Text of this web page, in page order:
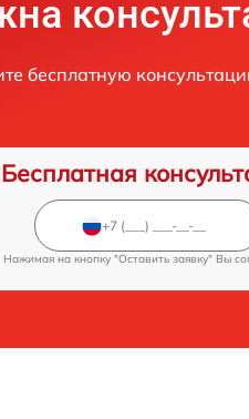
бесплатную
Бесплатная
Нажимая на кнопку "Оставить заявку" Вы